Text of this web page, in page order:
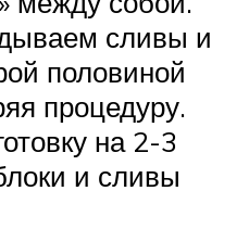
сливы и
половиной
процедуру.
на 2-3
и сливы